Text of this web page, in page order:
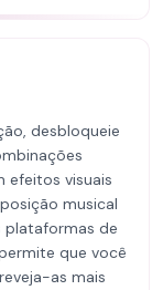
desbloqueie
efeitos visuais
musical
plataformas de
que você
as mais